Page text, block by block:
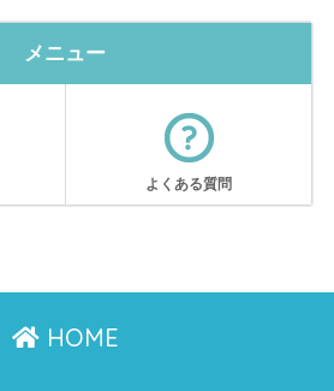
メニュー
よくある質問
HOME